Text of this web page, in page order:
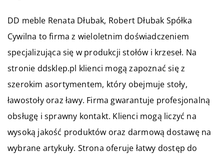
DD meble Renata Dłubak, Robert Dłubak Spółka
Cywilna to firma z wieloletnim doświadczeniem
specjalizująca się w produkcji stołów i krzeseł. Na
stronie ddsklep.pl klienci mogą zapoznać się z
szerokim asortymentem, który obejmuje stoły,
ławostoły oraz ławy. Firma gwarantuje profesjonalną
obsługę i sprawny kontakt. Klienci mogą liczyć na
wysoką jakość produktów oraz darmową dostawę na
wybrane artykuły. Strona oferuje łatwy dostęp do